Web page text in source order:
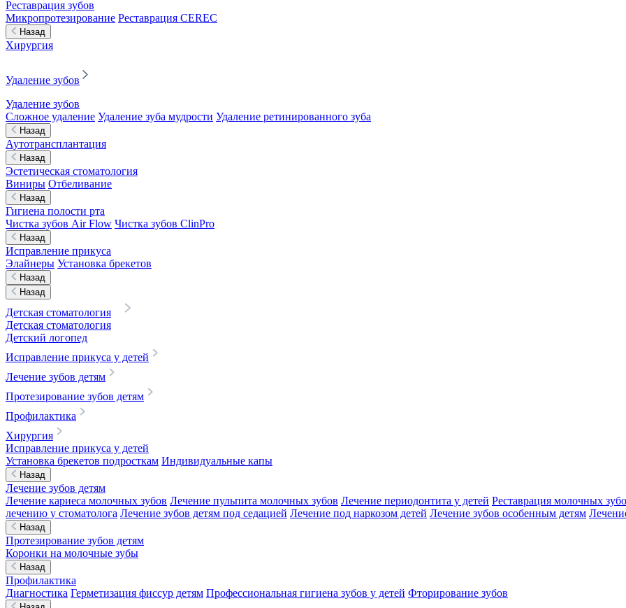
Реставрация зубов
Микропротезирование Реставрация CEREC
Назад
Хирургия
Удаление зубов
Удаление зубов
Сложное удаление Удаление зуба мудрости Удаление ретинированного зуба
Назад
Аутотрансплантация
Назад
Эстетическая стоматология
Виниры Отбеливание
Назад
Гигиена полости рта
Чистка зубов Air Flow Чистка зубов ClinPro
Назад
Исправление прикуса
Элайнеры Установка брекетов
Назад
Назад
Детская стоматология
Детская стоматология
Детский логопед
Исправление прикуса у детей
Лечение зубов детям
Протезирование зубов детям
Профилактика
Хирургия
Исправление прикуса у детей
Установка брекетов подросткам Индивидуальные капы
Назад
Лечение зубов детям
Лечение кариеса молочных зубов Лечение пульпита молочных зубов Лечение периодонтита у детей Реставрация молочных
лечению у стоматолога Лечение зубов детям под седацией Лечение под наркозом детей Лечение зубов особенным детям
Назад
Протезирование зубов детям
Коронки на молочные зубы
Назад
Профилактика
Диагностика Герметизация фиссур детям Профессиональная гигиена зубов у детей Фторирование зубов